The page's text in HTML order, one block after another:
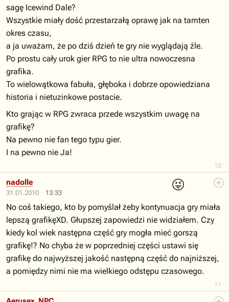
10
sagę Icewind Dale?
Wszystkie miały dość przestarzałą oprawę jak na tamten
okres czasu,
a ja uważam, że po dziś dzień te gry nie wyglądają źle.
Po prostu cały urok gier RPG to nie ultra nowoczesna
grafika.
To wielowątkowa fabuła, głęboka i dobrze opowiedziana
historia i nietuzinkowe postacie.
Kto grając w RPG zwraca przede wszystkim uwagę na
grafikę?
Na pewno nie fan tego typu gier.
I na pewno nie Ja!
31.01.2010 13:33
😜
11
nadolle
No coś takiego, kto by pomyślał żeby kontynuacja gry miała
lepszą grafikęXD. Głupszej zapowiedzi nie widziałem. Czy
kiedy kol wiek następna część gry mogła mieć gorszą
grafikę!? No chyba że w poprzedniej części ustawi się
grafikę do najwyższej jakość następną część do najniższej,
a pomiędzy nimi nie ma wielkiego odstępu czasowego.